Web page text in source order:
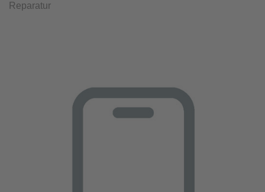
Reparatur